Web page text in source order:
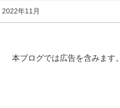
2022年11月
本ブログでは広告を含みます。